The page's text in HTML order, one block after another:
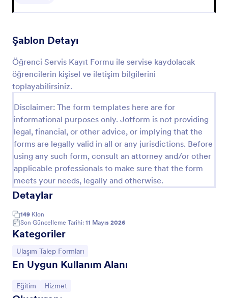
Şablon Detayı
Öğrenci Servis Kayıt Formu ile servise kaydolacak
öğrencilerin kişisel ve iletişim bilgilerini
toplayabilirsiniz.
Disclaimer: The form templates here are for
informational purposes only. Jotform is not providing
legal, financial, or other advice, or implying that the
forms are legally valid in all or any jurisdictions. Before
using any such form, consult an attorney and/or other
applicable professionals to make sure that the form
meets your needs, legally and otherwise.
Detaylar
149 Klon
Son Güncelleme Tarihi: 11 Mayıs 2026
Kategoriler
Kategoriye git:
Ulaşım Talep Formları
En Uygun Kullanım Alanı
Kategoriye git:
Eğitim Kategoriye git:
Hizmet
Önizleme